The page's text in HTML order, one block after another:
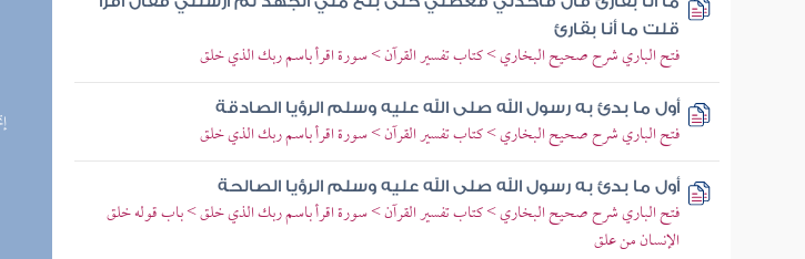
قلت ما أنا بقارئ
فتح الباري شرح صحيح البخاري > كتاب تفسير القرآن > سورة اقرأ باسم ربك الذي خلق
أول ما بدئ به رسول الله صلى الله عليه وسلم الرؤيا الصادقة
فتح الباري شرح صحيح البخاري > كتاب تفسير القرآن > سورة اقرأ باسم ربك الذي خلق
أول ما بدئ به رسول الله صلى الله عليه وسلم الرؤيا الصالحة
فتح الباري شرح صحيح البخاري > كتاب تفسير القرآن > سورة اقرأ باسم ربك الذي خلق > باب قوله خلق
الإنسان من علق